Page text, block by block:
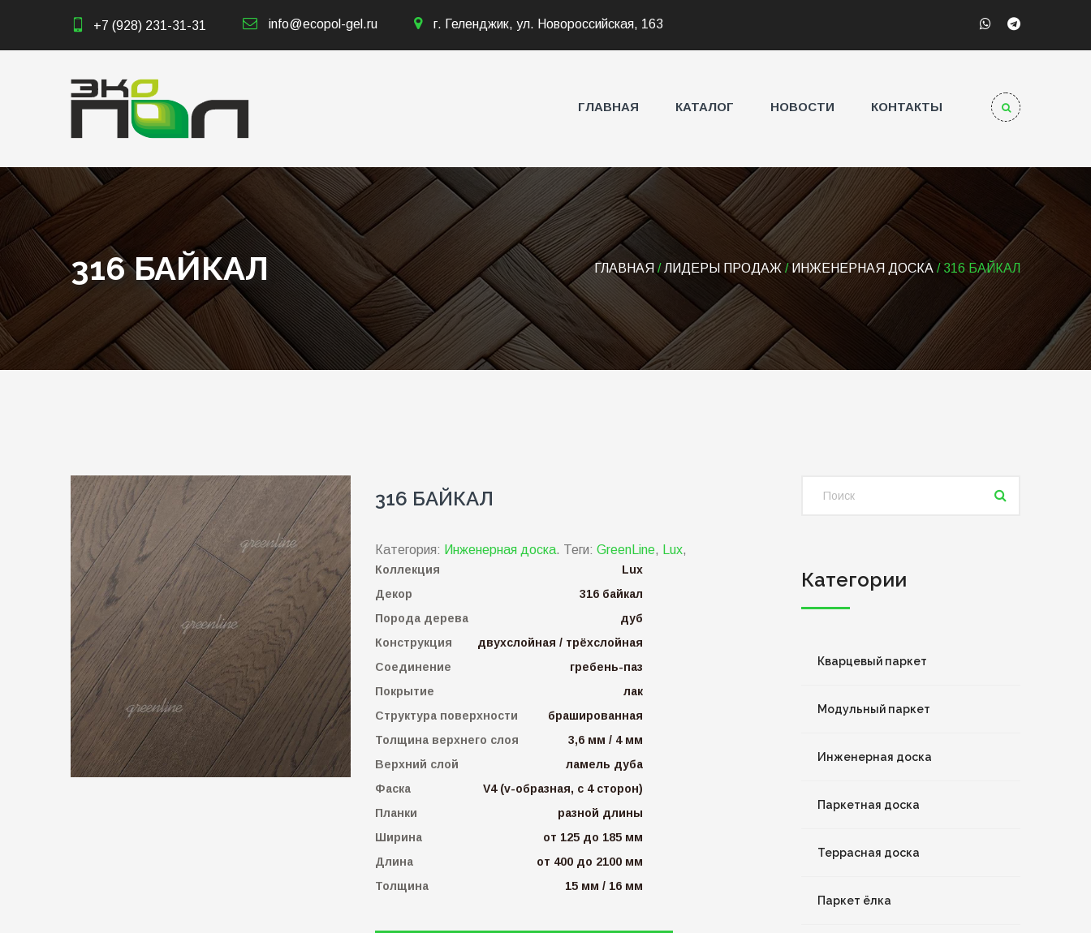
+7 (928) 231-31-31 info@ecopol-gel.ru г. Геленджик, ул. Новороссийская, 163
ГЛАВНАЯ КАТАЛОГ НОВОСТИ КОНТАКТЫ
316 БАЙКАЛ ГЛАВНАЯ/ЛИДЕРЫ ПРОДАЖ /ИНЖЕНЕРНАЯ ДОСКА / 316 БАЙКАЛ
316 БАЙКАЛ
Категория: Инженерная доска. Теги: GreenLine, Lux,
Коллекция
Lux
Декор
316 байкал
Порода дерева
дуб
Конструкция
двухслойная / трёхслойная
Соединение
гребень-паз
Покрытие
лак
Структура поверхности
брашированная
Толщина верхнего слоя
3,6 мм / 4 мм
Верхний слой
ламель дуба
Фаска
V4 (v-образная, с 4 сторон)
Планки
разной длины
Ширина
от 125 до 185 мм
Длина
от 400 до 2100 мм
Толщина
15 мм / 16 мм
Категории
Кварцевый паркет
Модульный паркет
Инженерная доска
Паркетная доска
Террасная доска
Паркет ёлка